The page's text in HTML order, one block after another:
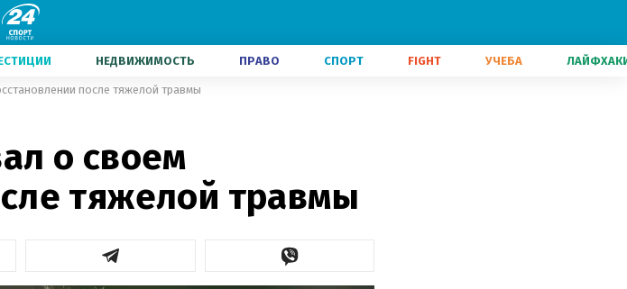
НЕДВИЖИМОСТЬ ПРАВО СПОРТ FIGHT УЧЕБА
после тяжелой травмы
о своем
тяжелой травмы